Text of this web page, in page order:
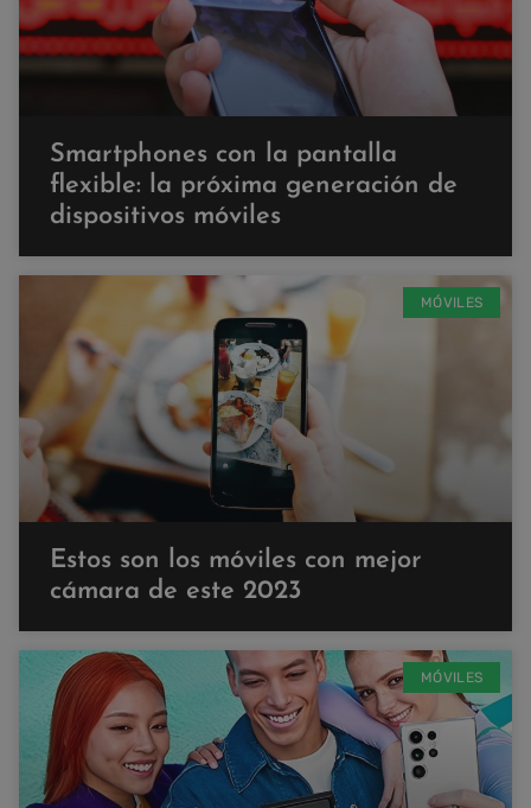
Smartphones con la pantalla
flexible: la próxima generación de
dispositivos móviles
MÓVILES
Estos son los móviles con mejor
cámara de este 2023
MÓVILES